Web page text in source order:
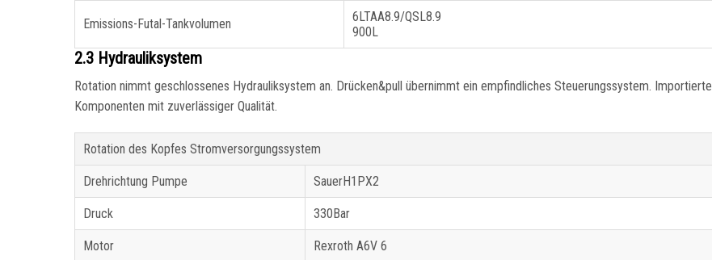
Emissions-Futal-Tankvolumen
6LTAA8.9/QSL8.9
900L
2.3 Hydrauliksystem
Rotation nimmt geschlossenes Hydrauliksystem an. Drücken&pull übernimmt ein empfindliches Steuerungssystem. Importierte
Komponenten mit zuverlässiger Qualität.
Rotation des Kopfes Stromversorgungssystem
Drehrichtung Pumpe SauerH1PX2
Druck 330Bar
Motor Rexroth A6V 6